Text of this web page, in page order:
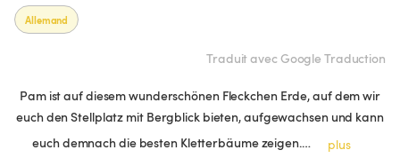
Allemand
Traduit avec Google Traduction
Pam ist auf diesem wunderschönen Fleckchen Erde, auf dem wir
euch den Stellplatz mit Bergblick bieten, aufgewachsen und kann
euch demnach die besten Kletterbäume zeigen.…
plus